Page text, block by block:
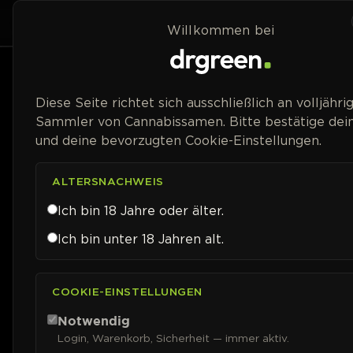
Zum Inhalt springen
Home
Willkommen bei
Diese Seite richtet sich ausschließlich an
Sammler von Cannabissamen. Bitte bestätige
und deine bevorzugten Cookie-Einstellungen.
ALTERSNACHWEIS
Ich bin 18 Jahre oder älter.
Ich bin unter 18 Jahren alt.
COOKIE-EINSTELLUNGEN
Notwendig
Login, Warenkorb, Sicherheit — immer aktiv.